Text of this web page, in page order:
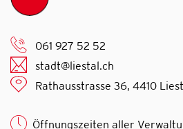
061 927 52 52
stadt@liestal.ch
Rathausstrasse 36, 4410
Öffnungszeiten aller